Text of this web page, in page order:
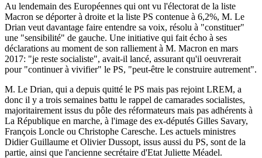
Au lendemain des Européennes qui ont vu l'électorat de la liste
Macron se déporter à droite et la liste PS contenue à 6,2%, M. Le
Drian veut davantage faire entendre sa voix, résolu à "constituer"
une "sensibilité" de gauche. Une initiative qui fait écho à ses
déclarations au moment de son ralliement à M. Macron en mars
2017: "je reste socialiste", avait-il lancé, assurant qu'il oeuvrerait
pour "continuer à vivifier" le PS, "peut-être le construire autrement".
M. Le Drian, qui a depuis quitté le PS mais pas rejoint LREM, a
donc il y a trois semaines battu le rappel de camarades socialistes,
majoritairement issus du pôle des réformateurs mais pas adhérents à
La République en marche, à l'image des ex-députés Gilles Savary,
François Loncle ou Christophe Caresche. Les actuels ministres
Didier Guillaume et Olivier Dussopt, issus aussi du PS, sont de la
partie, ainsi que l'ancienne secrétaire d'Etat Juliette Méadel.